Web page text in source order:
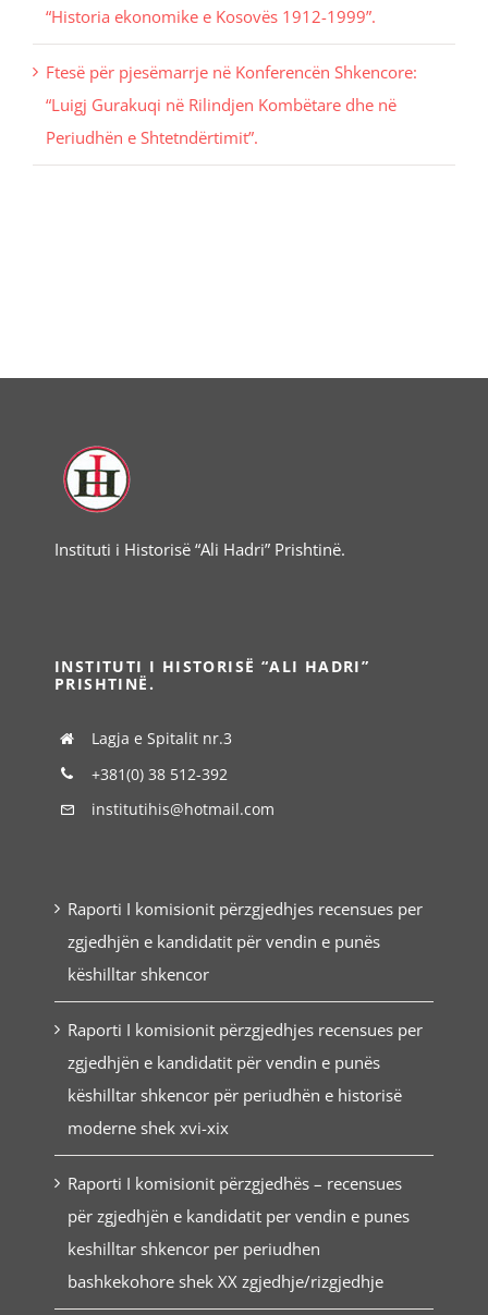
“Historia ekonomike e Kosovës 1912-1999”.
Ftesë për pjesëmarrje në Konferencën Shkencore:
“Luigj Gurakuqi në Rilindjen Kombëtare dhe në
Periudhën e Shtetndërtimit”.
Instituti i Historisë “Ali Hadri” Prishtinë.
INSTITUTI I HISTORISË “ALI HADRI”
PRISHTINË.
Lagja e Spitalit nr.3
+381(0) 38 512-392
institutihis@hotmail.com
Raporti I komisionit përzgjedhjes recensues per
zgjedhjën e kandidatit për vendin e punës
këshilltar shkencor
Raporti I komisionit përzgjedhjes recensues per
zgjedhjën e kandidatit për vendin e punës
këshilltar shkencor për periudhën e historisë
moderne shek xvi-xix
Raporti I komisionit përzgjedhës – recensues
për zgjedhjën e kandidatit per vendin e punes
keshilltar shkencor per periudhen
bashkekohore shek XX zgjedhje/rizgjedhje